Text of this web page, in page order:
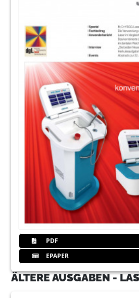
PDF
EPAPER
ÄLTERE AUSGABEN -